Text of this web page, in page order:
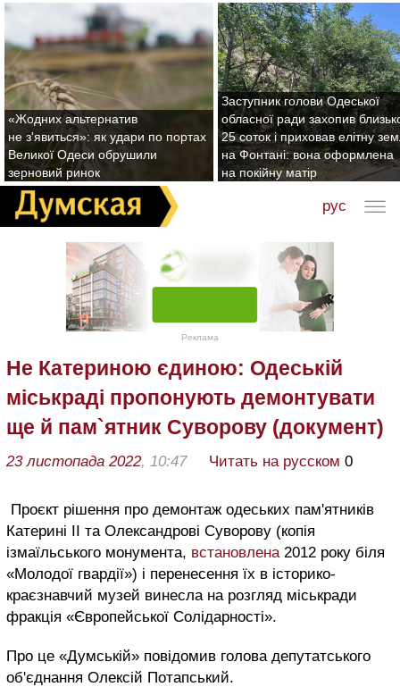
«Жодних альтернатив
не з'явиться»: як удари по портах
Великої Одеси обрушили
зерновий ринок
Заступник голови Одеської
обласної ради захопив
25 соток і приховав елітну
на Фонтані: вона оформлена
на покійну матір
рус
Реклама
Не Катериною єдиною: Одеській
міськраді пропонують демонтувати
ще й пам`ятник Суворову (документ)
23 листопада 2022, 10:47 Читать на русском 0
Проєкт рішення про демонтаж одеських пам'ятників
Катерині II та Олександрові Суворову (копія
ізмаїльського монумента, встановлена 2012 року біля
«Молодої гвардії») і перенесення їх в історико-
краєзнавчий музей винесла на розгляд міськради
фракція «Європейської Солідарності».
Про це «Думській» повідомив голова депутатського
об'єднання Олексій Потапський.